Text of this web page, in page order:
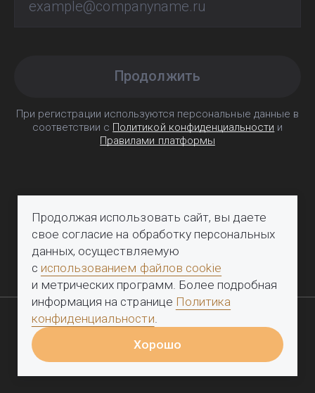
Продолжить
При регистрации используются персональные данные в
соответствии с Политикой конфиденциальности и
Правилами платформы
Войти
Политика конфиденциальности
Продолжая использовать сайт, вы даете
свое согласие на обработку персональных
данных, осуществляемую
с использованием файлов cookie
и метрических программ. Более подробная
информация на странице Политика
конфиденциальности.
Хорошо